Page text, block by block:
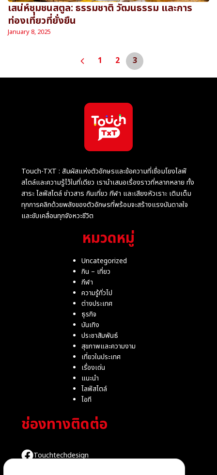
เสน่ห์ชุมชนสตูล: ธรรมชาติ วัฒนธรรม และการ
ท่องเที่ยวที่ยั่งยืน
January 8, 2025
1 2 3
Touch-TXT : สัมผัสแห่งตัวอักษรและข้อความที่เชื่อมโยงไลฟ์
สไตล์และความรู้ไว้ในที่เดียว เรานำเสนอเรื่องราวที่หลากหลาย ทั้ง
สาระ ไลฟ์สไตล์ ข่าวสาร กินเที่ยว กีฬา และเสียงหัวเราะ เติมเต็ม
ทุกการคลิกด้วยพลังของตัวอักษรที่พร้อมจะสร้างแรงบันดาลใจ
และขับเคลื่อนทุกจังหวะชีวิต
หมวดหมู่
Uncategorized
กิน – เที่ยว
กีฬา
ความรู้ทั่วไป
ต่างประเทศ
ธุรกิจ
บันเทิง
ประชาสัมพันธ์
สุขภาพและความงาม
เที่ยวในประเทศ
เรื่องเด่น
แนะนำ
ไลฟ์สไตล์
ไอที
ช่องทางติดต่อ
Touchtechdesign